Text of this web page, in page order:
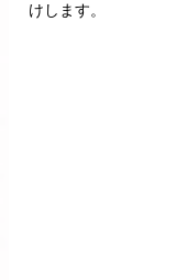
けします。